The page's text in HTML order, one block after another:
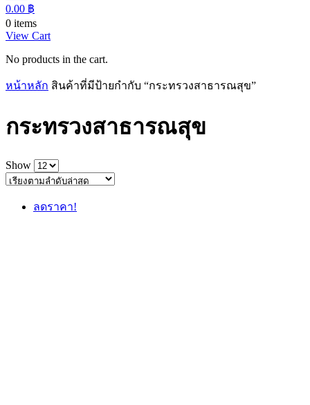
0.00 ฿
0 items
View Cart
No products in the cart.
หน้าหลัก สินค้าที่มีป้ายกำกับ “กระทรวงสาธารณสุข”
กระทรวงสาธารณสุข
Show
ลดราคา!